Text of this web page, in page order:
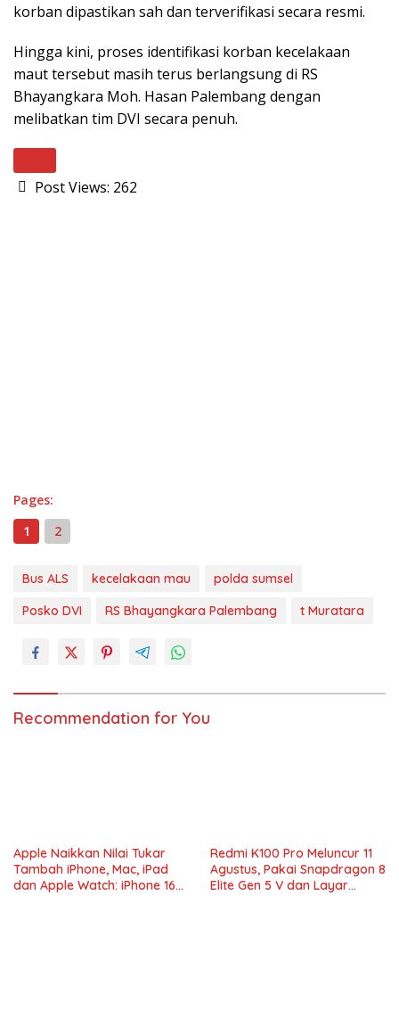
korban dipastikan sah dan terverifikasi secara resmi.
Hingga kini, proses identifikasi korban kecelakaan
maut tersebut masih terus berlangsung di RS
Bhayangkara Moh. Hasan Palembang dengan
melibatkan tim DVI secara penuh.
Post Views: 262
Pages:
1
2
Bus ALS kecelakaan mau
polda sumsel
Posko DVI
RS Bhayangkara Palembang t Muratara
Recommendation for You
Apple Naikkan Nilai Tukar
Tambah iPhone, Mac, iPad
dan Apple Watch: iPhone 16
Redmi K100 Pro Meluncur 11
Agustus, Pakai Snapdragon 8
Elite Gen 5 V dan Layar